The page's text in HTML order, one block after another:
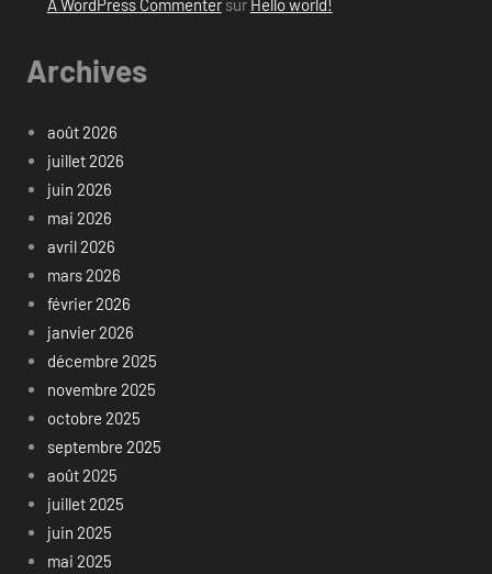
A WordPress Commentersur Hello world!
Archives
août 2026
juillet 2026
juin 2026
mai 2026
avril 2026
mars 2026
février 2026
janvier 2026
décembre 2025
novembre 2025
octobre 2025
septembre 2025
août 2025
juillet 2025
juin 2025
mai 2025